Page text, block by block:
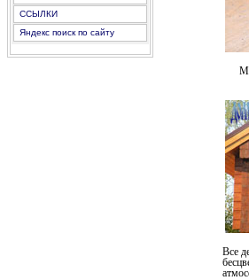
ССЫЛКИ
Яндекс поиск по сайту
Все